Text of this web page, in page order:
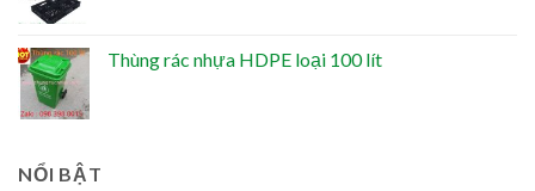
Thùng rác nhựa HDPE loại 100 lít
NỔI BẬT